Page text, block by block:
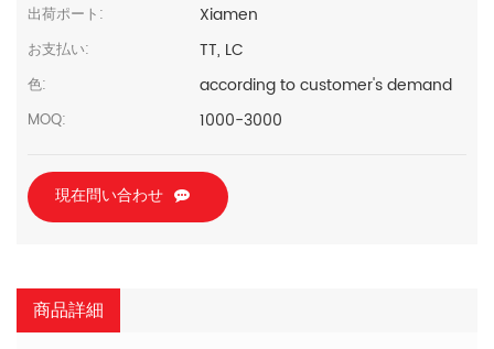
出荷ポート: Xiamen
お支払い: TT, LC
色: according to customer's demand
MOQ: 1000-3000
現在問い合わせ
商品詳細